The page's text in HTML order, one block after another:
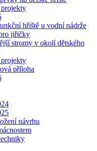
hřiště u vodní nádrže
jiřičky
stromy v okolí dětského
příloha
návrhu